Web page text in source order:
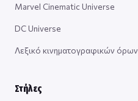
Marvel Cinematic Universe
DC Universe
Λεξικό κινηματογραφικών όρων
Στήλες